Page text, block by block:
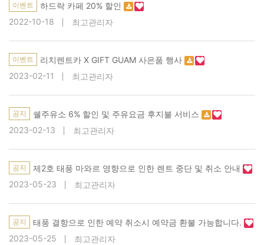
이벤트
하드락 카페 20% 할인
2022-10-18
최고관리자
이벤트
리치렌트카 X GIFT GUAM 사은품 행사
2023-02-11
최고관리자
공지
쉘주유소 6% 할인 및 주유요금 후지불 서비스
2023-02-13
최고관리자
공지
제2호 태풍 마와르 영향으로 인한 렌트 중단 및 취소 안내
2023-05-23
최고관리자
공지
태풍 결항으로 인한 예약 취소시 예약금 환불 가능합니다.
2023-05-25
최고관리자